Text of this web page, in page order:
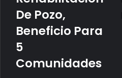
De Pozo,
Beneficio Para
5
Comunidades